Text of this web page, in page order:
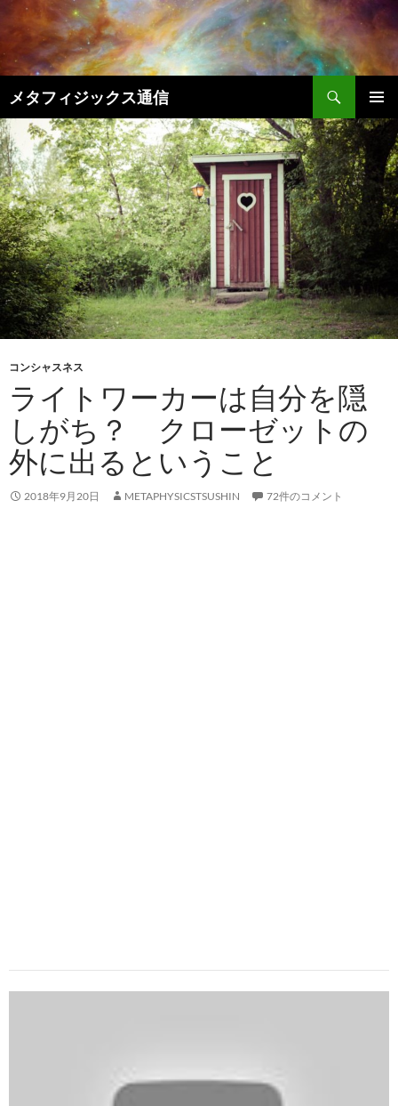
テ
ン
へ
ス
キ
ッ
プ
メタフィジックス通信
索
メインメ
ニュー
コンシャスネス
ライトワーカーは自分を隠
しがち？ クローゼットの
外に出るということ
2018年9月20日 METAPHYSICSTSUSHIN 72件のコメント